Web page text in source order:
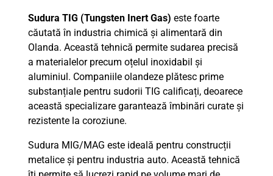
Sudura TIG (Tungsten Inert Gas) este foarte
căutată în industria chimică și alimentară din
Olanda. Această tehnică permite sudarea precisă
a materialelor precum oțelul inoxidabil și
aluminiul. Companiile olandeze plătesc prime
substanțiale pentru sudorii TIG calificați, deoarece
această specializare garantează îmbinări curate și
rezistente la coroziune.
Sudura MIG/MAG este ideală pentru construcții
metalice și pentru industria auto. Această tehnică